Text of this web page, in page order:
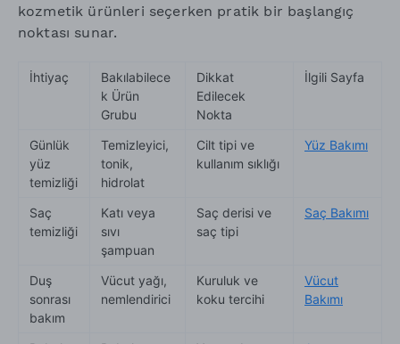
kozmetik ürünleri seçerken pratik bir başlangıç
noktası sunar.
İhtiyaç
Bakılabilece
k Ürün
Grubu
Dikkat
Edilecek
Nokta
İlgili Sayfa
Günlük
yüz
temizliği
Temizleyici,
tonik,
hidrolat
Cilt tipi ve
kullanım sıklığı
Yüz Bakımı
Saç
temizliği
Katı veya
sıvı
şampuan
Saç derisi ve
saç tipi
Saç Bakımı
Duş
sonrası
bakım
Vücut yağı,
nemlendirici
Kuruluk ve
koku tercihi
Vücut
Bakımı